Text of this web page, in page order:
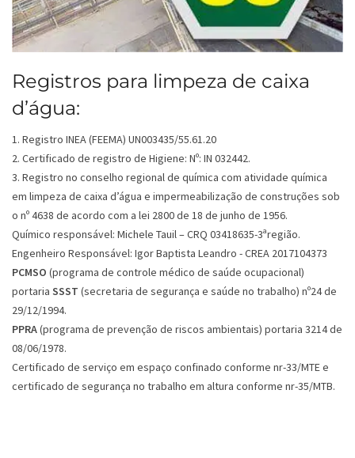
Registros para limpeza de caixa
d’água:
1. Registro INEA (FEEMA) UN003435/55.61.20
2. Certificado de registro de Higiene: Nº: IN 032442.
3. Registro no conselho regional de química com atividade química
em limpeza de caixa d’água e impermeabilização de construções sob
o nº 4638 de acordo com a lei 2800 de 18 de junho de 1956.
Químico responsável: Michele Tauil – CRQ 03418635-3ªregião.
Engenheiro Responsável: Igor Baptista Leandro - CREA 2017104373
PCMSO (programa de controle médico de saúde ocupacional)
portaria SSST (secretaria de segurança e saúde no trabalho) nº24 de
29/12/1994.
PPRA(programa de prevenção de riscos ambientais) portaria 3214 de
08/06/1978.
Certificado de serviço em espaço confinado conforme nr-33/MTE e
certificado de segurança no trabalho em altura conforme nr-35/MTB.